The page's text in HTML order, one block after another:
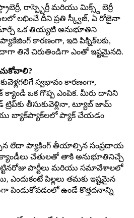
రాస్ప్బెర్రీ మరియు మిక్స్డ్ బెర్రీ
లభించే దీని ప్రతి స్క్వీజ్, ఏ రోజైనా
ఒక తియ్యటి అనుభూతిని
కారణంగా, ఇది పిక్నిక్‌లకు,
తినే చిరుతిండిగా ఎంతో ఇష్టమైనది.
స్వభావం కారణంగా,
ఒక గొప్ప ఎంపిక. మీరు దానిని
ట్రిప్‌కు తీసుకువెళ్లినా, ట్యూబ్ జామ్
బ్యాక్‌ప్యాక్‌లలో ప్యాక్ చేయడం
లేదా ప్యాకింగ్ తీయాల్సిన సంప్రదాయ
క్యాండీలు చేతులతో తాకి అనుభూతినిచ్చే
పార్టీలు మరియు సమావేశాలలో
పిల్లలు తమకు ఇష్టమైన
పిండుకోవడంలో ఉండే కొత్తదనాన్ని